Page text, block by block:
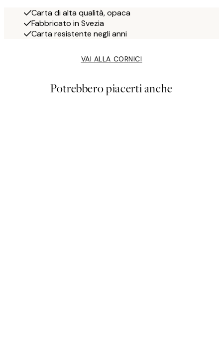
Carta di alta qualità, opaca
Fabbricato in Svezia
Carta resistente negli anni
VAI ALLA CORNICI
Potrebbero piacerti anche